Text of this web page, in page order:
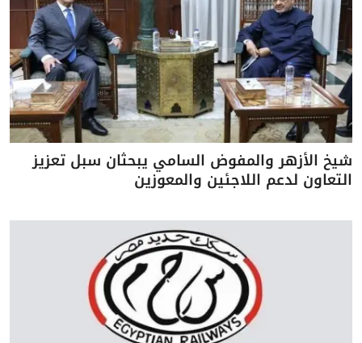
شيخ الأزهر والمفوض السامي يبحثان سبل تعزيز
التعاون لدعم اللاجئين والمعوزين